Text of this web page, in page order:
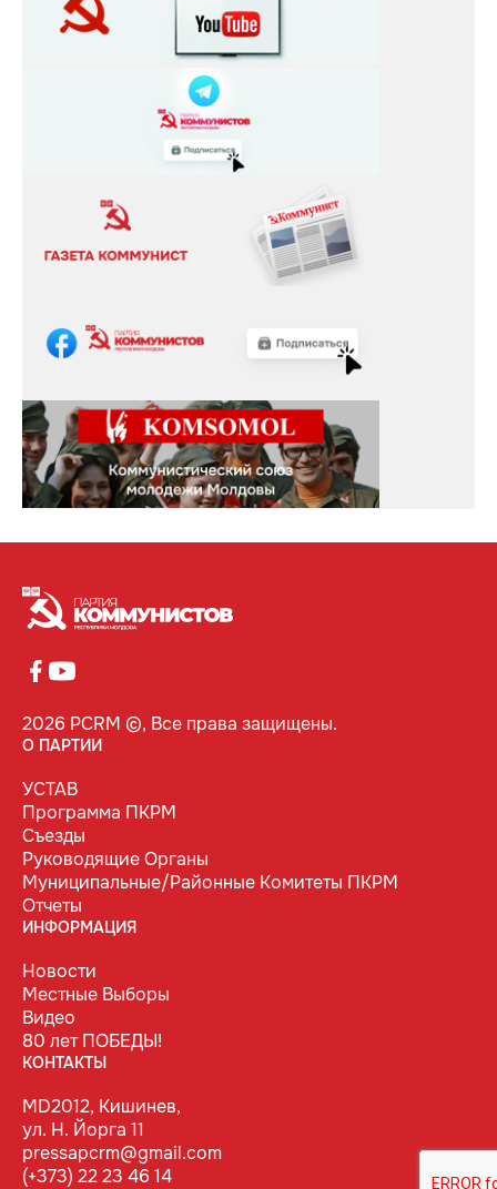
2026 PCRM ©, Все права защищены.
О ПАРТИИ
УСТАВ
Программа ПКРМ
Съезды
Руководящие Органы
Муниципальные/Районные Комитеты ПКРМ
Отчеты
ИНФОРМАЦИЯ
Новости
Местные Выборы
Видео
80 лет ПОБЕДЫ!
КОНТАКТЫ
MD2012, Кишинев,
ул. Н. Йорга 11
pressapcrm@gmail.com
(+373) 22 23 46 14